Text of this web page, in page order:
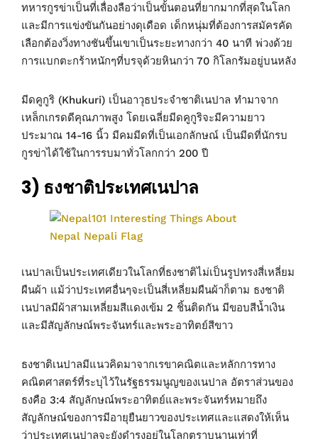
ทหารกูรข่าเป็นที่เลื่องลือว่าเป็นขั้นตอนที่ยากมากที่สุดในโลก
และมีการแข่งขันกันอย่างดุเดือด เด็กหนุ่มที่ต้องการสมัครคัด
เลือกต้องวิ่งทางชันขึ้นเขาเป็นระยะทางกว่า 40 นาที พ่วงด้วย
การแบกตะกร้าหนักๆที่บรจุด้วยหินกว่า 70 กิโลกรัมอยู่บนหลัง
มีดคูกูริ (Khukuri) เป็นอาวุธประจำชาติเนปาล ทำมาจาก
เหล็กเกรดดีคุณภาพสูง โดยเฉลี่ยมีดคูกูริจะมีความยาว
ประมาณ 14-16 นิ้ว มีคมมีดที่เป็นเอกลักษณ์ เป็นมีดที่นักรบ
กูรข่าได้ใช้ในการรบมาทั่วโลกกว่า 200 ปี
3) ธงชาติประเทศเนปาล
เนปาลเป็นประเทศเดียวในโลกที่ธงชาติไม่เป็นรูปทรงสี่เหลี่ยม
ผืนผ้า แม้ว่าประเทศอื่นๆจะเป็นสี่เหลี่ยมผืนผ้าก็ตาม ธงชาติ
เนปาลมีผ้าสามเหลี่ยมสีแดงเข้ม 2 ชิ้นติดกัน มีขอบสีน้ำเงิน
และมีสัญลักษณ์พระจันทร์และพระอาทิตย์สีขาว
ธงชาติเนปาลมีแนวคิดมาจากเรขาคณิตและหลักการทาง
คณิตศาสตร์ที่ระบุไว้ในรัฐธรรมนูญของเนปาล อัตราส่วนของ
ธงคือ 3:4 สัญลักษณ์พระอาทิตย์และพระจันทร์หมายถึง
สัญลักษณ์ของการมีอายุยืนยาวของประเทศและแสดงให้เห็น
ว่าประเทศเนปาลจะยังดำรงอยู่ในโลกตราบนานเท่าที่